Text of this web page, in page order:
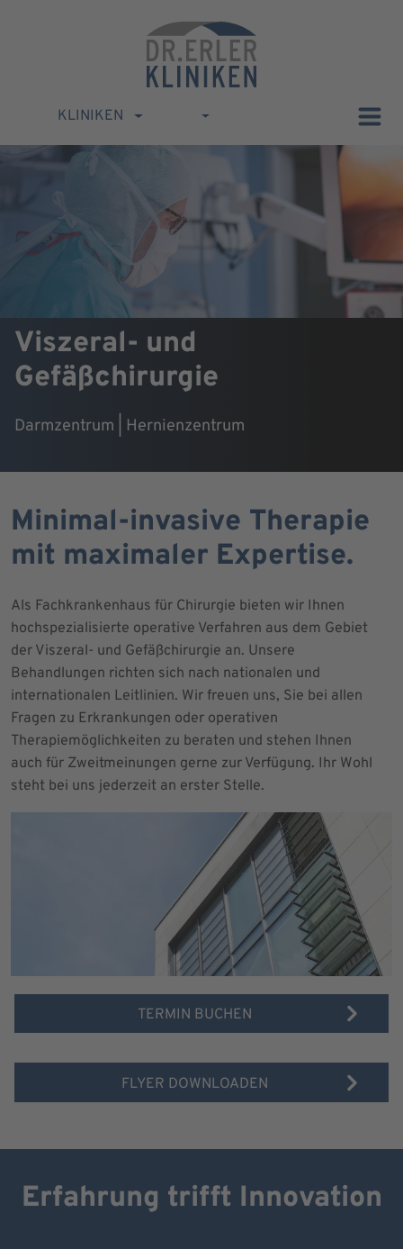
KLINIKEN
Viszeral- und
Gefäßchirurgie
Darmzentrum | Hernienzentrum
Minimal-invasive Therapie
mit maximaler Expertise.
Als Fachkrankenhaus für Chirurgie bieten wir Ihnen
hochspezialisierte operative Verfahren aus dem Gebiet
der Viszeral- und Gefäßchirurgie an. Unsere
Behandlungen richten sich nach nationalen und
internationalen Leitlinien. Wir freuen uns, Sie bei allen
Fragen zu Erkrankungen oder operativen
Therapiemöglichkeiten zu beraten und stehen Ihnen
auch für Zweitmeinungen gerne zur Verfügung. Ihr Wohl
steht bei uns jederzeit an erster Stelle.
TERMIN BUCHEN
FLYER DOWNLOADEN
Erfahrung trifft Innovation